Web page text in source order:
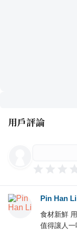
用戶評論
Pin Han Li
食材新鮮
值得讓人一